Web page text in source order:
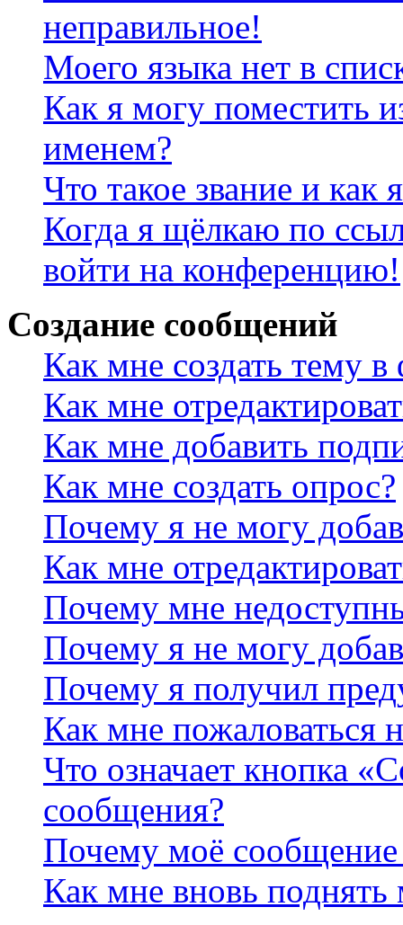
неправильное!
Моего языка нет в
Как я могу поместить
именем?
Что такое звание и как
Когда я щёлкаю по
войти на конференцию!
Создание сообщений
Как мне создать тему
Как мне
Как мне добавить
Как мне создать опрос?
Почему я не могу
Как мне
Почему мне
Почему я не могу
Почему я получил
Как мне пожаловаться
Что означает кнопка
сообщения?
Почему моё сообщение
Как мне вновь